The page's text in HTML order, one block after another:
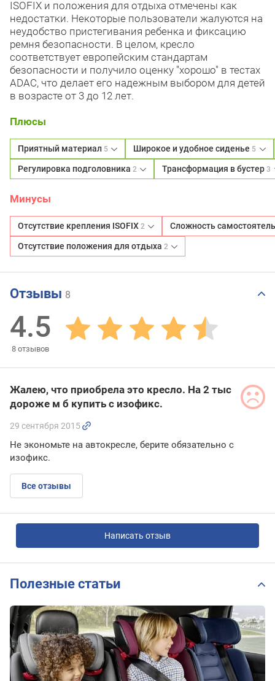
ISOFIX и положения для отдыха отмечены как
недостатки. Некоторые пользователи жалуются на
неудобство пристегивания ребенка и фиксацию
ремня безопасности. В целом, кресло
соответствует европейским стандартам
безопасности и получило оценку "хорошо" в тестах
ADAC, что делает его надежным выбором для детей
в возрасте от 3 до 12 лет.
Плюсы
Приятный материал 5 Широкое и удобное сиденье 5
Регулировка подголовника 2 Трансформация в бустер3
Минусы
Отсутствие крепления ISOFIX 2 Сложность
Отсутствие положения для отдыха 2
Отзывы 8
4.5
8 отзывов
Жалею, что приобрела это кресло. На 2 тыс
дороже м б купить с изофикс.
29 сентября 2015
Не экономьте на автокресле, берите обязательно с
изофикс.
Все отзывы
Написать отзыв
Полезные статьи